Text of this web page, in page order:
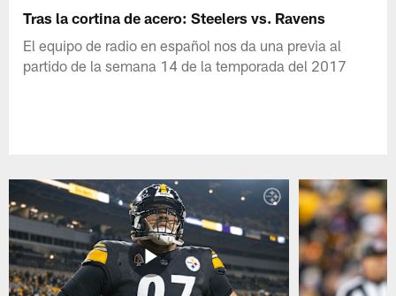
Tras la cortina de acero: Steelers vs. Ravens
El equipo de radio en español nos da una previa al
partido de la semana 14 de la temporada del 2017